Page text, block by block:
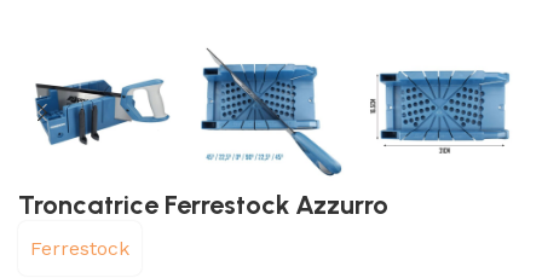
Troncatrice Ferrestock Azzurro
Ferrestock